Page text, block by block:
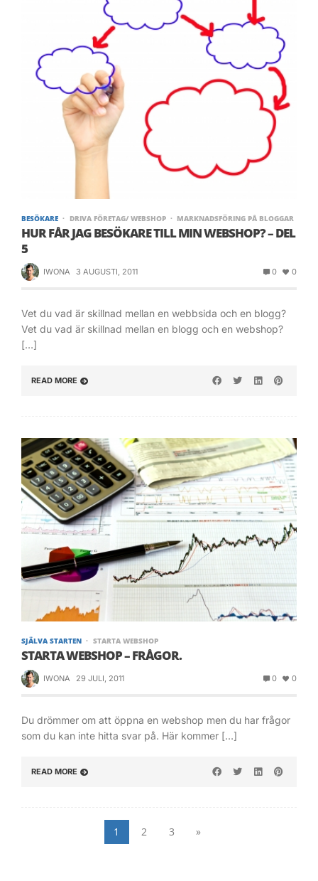
BESÖKARE DRIVA FÖRETAG/ WEBSHOP MARKNADSFÖRING PÅ BLOGGAR
HUR FÅR JAG BESÖKARE TILL MIN WEBSHOP? – DEL
5
IWONA 3 AUGUSTI, 2011 0 0
Vet du vad är skillnad mellan en webbsida och en blogg?
Vet du vad är skillnad mellan en blogg och en webshop?
[…]
READ MORE
SJÄLVA STARTEN STARTA WEBSHOP
STARTA WEBSHOP – FRÅGOR.
IWONA 29 JULI, 2011 0 0
Du drömmer om att öppna en webshop men du har frågor
som du kan inte hitta svar på. Här kommer […]
READ MORE
1 2 3 »